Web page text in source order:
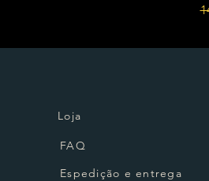
Loja
FAQ
Espedição e entrega